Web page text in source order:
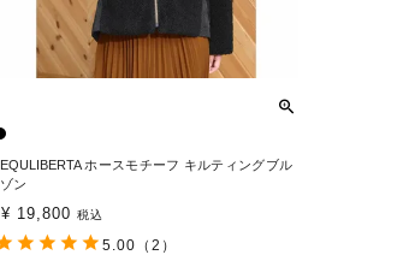
EQULIBERTA ホースモチーフ キルティングブル
ゾン
¥ 19,800 税込
5.00 （2）